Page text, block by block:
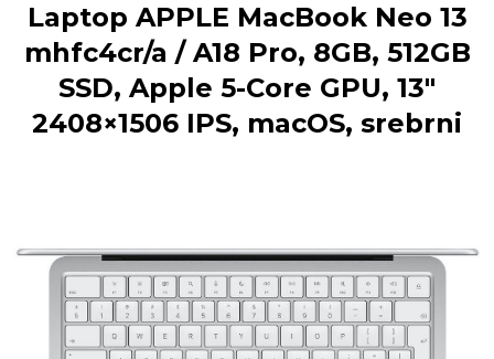
Laptop APPLE MacBook Neo 13
mhfc4cr/a / A18 Pro, 8GB, 512GB
SSD, Apple 5-Core GPU, 13"
2408×1506 IPS, macOS, srebrni